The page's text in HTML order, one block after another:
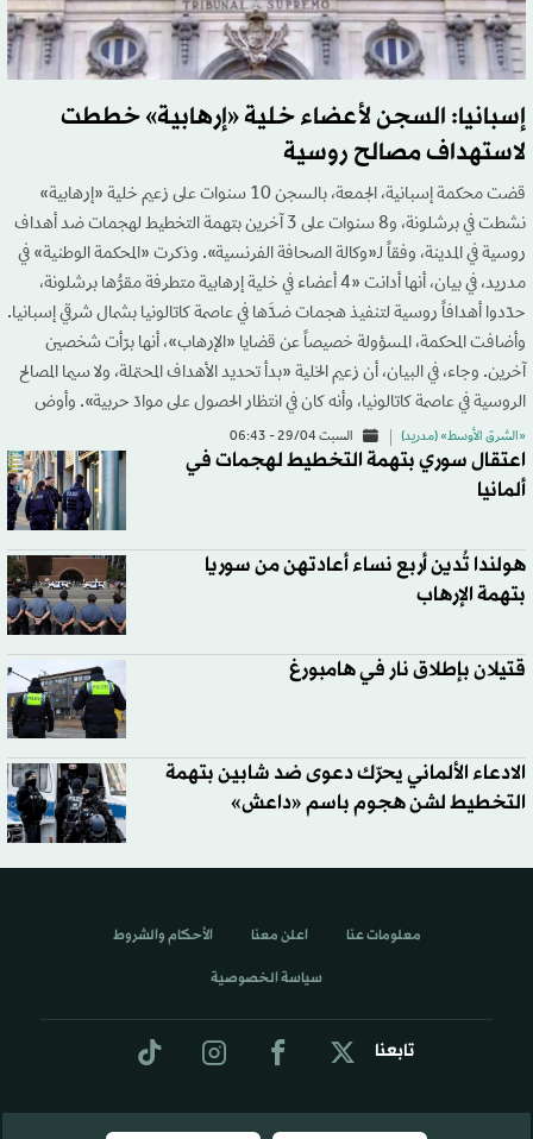
إسبانيا: السجن لأعضاء خلية «إرهابية» خططت
لاستهداف مصالح روسية
قضت محكمة إسبانية، الجمعة، بالسجن 10 سنوات على زعيم خلية «إرهابية»
نشطت في برشلونة، و8 سنوات على 3 آخرين بتهمة التخطيط لهجمات ضد أهداف
روسية في المدينة، وفقاً لـ«وكالة الصحافة الفرنسية». وذكرت «المحكمة الوطنية» في
مدريد، في بيان، أنها أدانت «4 أعضاء في خلية إرهابية متطرفة مقرُّها برشلونة،
حدّدوا أهدافاً روسية لتنفيذ هجمات ضدَّها في عاصمة كاتالونيا بشمال شرقي إسبانيا.
وأضافت المحكمة، المسؤولة خصيصاً عن قضايا «الإرهاب»، أنها برّأت شخصين
آخرين. وجاء، في البيان، أن زعيم الخلية «بدأ تحديد الأهداف المحتملة، ولا سيما المصالح
الروسية في عاصمة كاتالونيا، وأنه كان في انتظار الحصول على موادّ حربية». وأوض
«الشرق الأوسط» (مدريد) السبت 29/04 - 06:43
اعتقال سوري بتهمة التخطيط لهجمات في
ألمانيا
هولندا تُدين أربع نساء أعادتهن من سوريا
بتهمة الإرهاب
قتيلان بإطلاق نار في هامبورغ
الادعاء الألماني يحرّك دعوى ضد شابين بتهمة
التخطيط لشن هجوم باسم «داعش»
تابعنا
معلومات عنا اعلن معنا الأحكام والشروط
سياسة الخصوصية